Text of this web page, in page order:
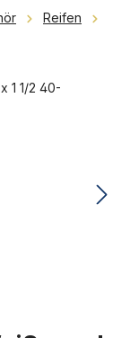
Reifen